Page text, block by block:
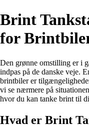
Brint
for
Den grønne omstilling er i
indpas på de danske veje.
brintbiler er
vi se nærmere på
hvor du kan tanke brint til
Hvad er Brint